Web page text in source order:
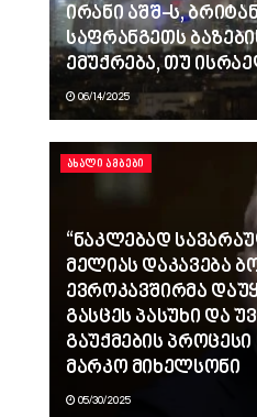
ირანი აშშ-ს,
საფრანგეთს
ემუქრება, თუ
06/14/2025
ᲐᲮᲐᲚᲘ ᲐᲛᲑᲔᲑᲘ
“ნაკლებად
მელიას დაკავება
ევროკავშირმა
გასცეს პასუხი და
გაუქმების
მარკო მიხელსონი
05/30/2025